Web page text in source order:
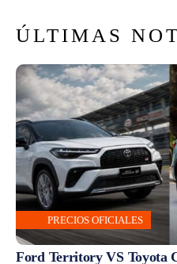
ÚLTIMAS
PRECIOS OFICIALES
Ford Territory VS Toyota